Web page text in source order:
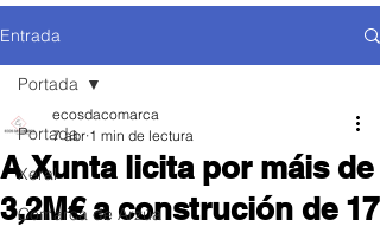
Entrada
Portada
Xeral
Comarca de Arzúa
Portada
A Xunta licita por máis de
3,2M€ a construción de 17
ecosdacomarca
7 abr 1 min de lectura